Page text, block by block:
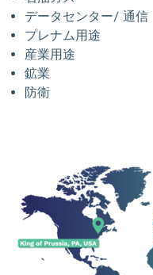
データセンター/ 通信
プレナム用途
産業用途
鉱業
防衛